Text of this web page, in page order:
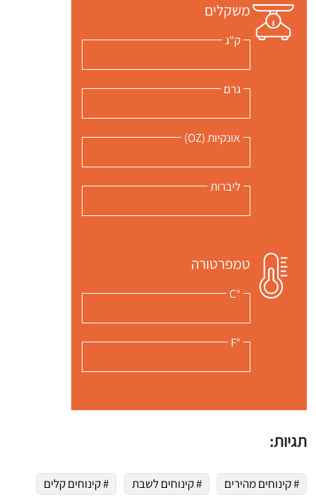
משקלים
ק"ג
גרם
אונקיות (OZ)
ליברות
טמפרטורה
°C
°F
תגיות:
# קינוחים מהירים # קינוחים לשבת # קינוחים קלים